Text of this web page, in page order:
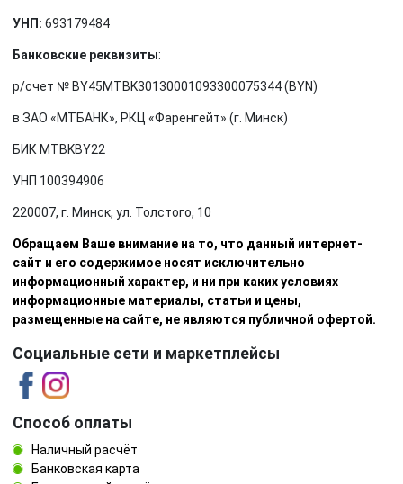
УНП: 693179484
Банковские реквизиты:
р/счет № BY45MTBK30130001093300075344 (BYN)
в ЗАО «МТБАНК», РКЦ «Фаренгейт» (г. Минск)
БИК MTBKBY22
УНП 100394906
220007, г. Минск, ул. Толстого, 10
Обращаем Ваше внимание на то, что данный интернет-
сайт и его содержимое носят исключительно
информационный характер, и ни при каких условиях
информационные материалы, статьи и цены,
размещенные на сайте, не являются публичной офертой.
Социальные сети и маркетплейсы
Способ оплаты
Наличный расчёт
Банковская карта